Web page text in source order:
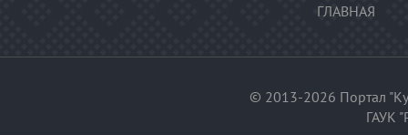
ГЛАВНАЯ
© 2013-2026 Портал
ГАУК